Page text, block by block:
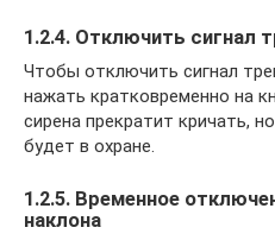
1.2.4. Отключить сигнал
Чтобы отключить сигнал
нажать кратковременно на
сирена прекратит кричать,
будет в охране.
1.2.5. Временное
наклона